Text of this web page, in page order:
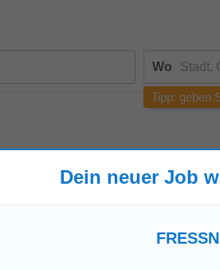
Wo
Tipp: geben
die Rechtschreibung, versuchen Sie
mehr!
Dein neuer Job